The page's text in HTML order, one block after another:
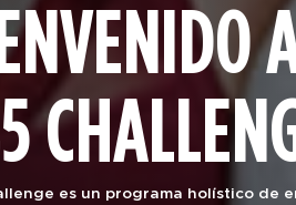
es un programa holístico de